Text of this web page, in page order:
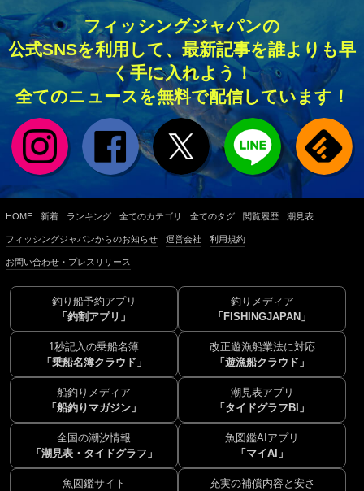
フィッシングジャパンの
公式SNSを利用して、最新記事を誰よりも早
く手に入れよう！
全てのニュースを無料で配信しています！
HOME 新着 ランキング 全てのカテゴリ 全てのタグ 閲覧履歴 潮見表
フィッシングジャパンからのお知らせ 運営会社 利用規約
お問い合わせ・プレスリリース
釣り船予約アプリ
「釣割アプリ」
釣りメディア
「FISHINGJAPAN」
1秒記入の乗船名簿
「乗船名簿クラウド」
改正遊漁船業法に対応
「遊漁船クラウド」
船釣りメディア
「船釣りマガジン」
潮見表アプリ
「タイドグラフBI」
全国の潮汐情報
「潮見表・タイドグラフ」
魚図鑑AIアプリ
「マイAI」
魚図鑑サイト
充実の補償内容と安さ